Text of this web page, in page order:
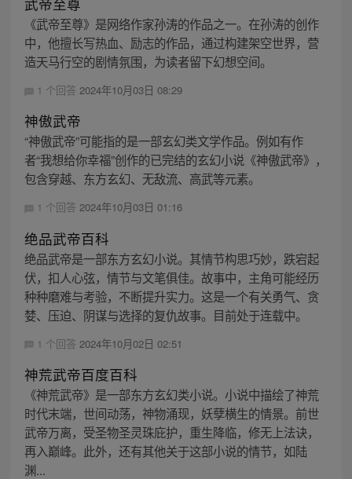
《武帝至尊》是网络作家孙涛的作品之一。在孙涛的创作
中，他擅长写热血、励志的作品，通过构建架空世界，营
造天马行空的剧情氛围，为读者留下幻想空间。
1 个回答 2024年10月03日 08:29
神傲武帝
“神傲武帝”可能指的是一部玄幻类文学作品。例如有作
者“我想给你幸福”创作的已完结的玄幻小说《神傲武帝》，
包含穿越、东方玄幻、无敌流、高武等元素。
1 个回答 2024年10月03日 01:16
绝品武帝百科
绝品武帝是一部东方玄幻小说。其情节构思巧妙，跌宕起
伏，扣人心弦，情节与文笔俱佳。故事中，主角可能经历
种种磨难与考验，不断提升实力。这是一个有关勇气、贪
婪、压迫、阴谋与选择的复仇故事。目前处于连载中。
1 个回答 2024年10月02日 02:51
神荒武帝百度百科
《神荒武帝》是一部东方玄幻类小说。小说中描绘了神荒
时代末端，世间动荡，神物涌现，妖孽横生的情景。前世
武帝万离，受圣物圣灵珠庇护，重生降临，修无上法诀，
再入巅峰。此外，还有其他关于这部小说的情节，如陆
渊...